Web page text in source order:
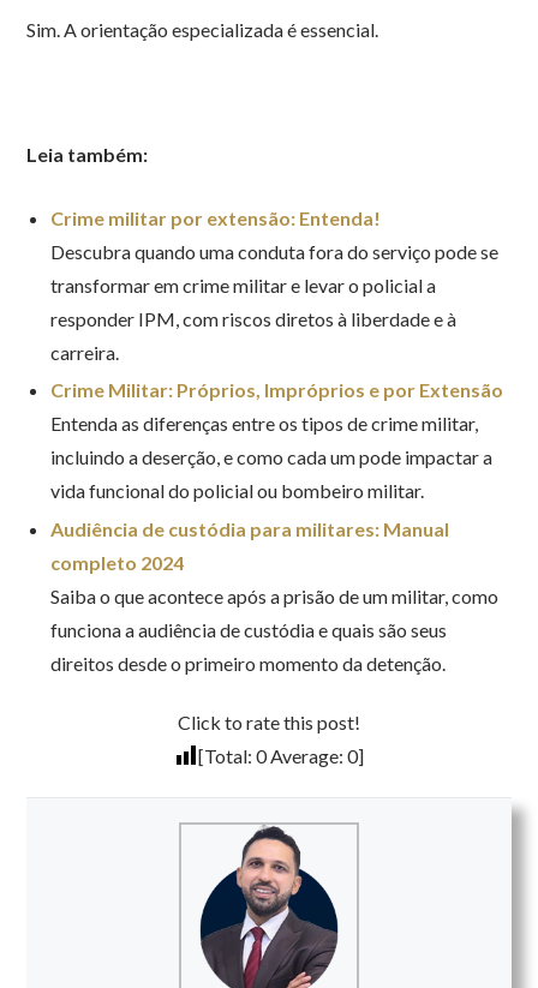
Sim. A orientação especializada é essencial.
Leia também:
Crime militar por extensão: Entenda!
Descubra quando uma conduta fora do serviço pode se
transformar em crime militar e levar o policial a
responder IPM, com riscos diretos à liberdade e à
carreira.
Crime Militar: Próprios, Impróprios e por Extensão
Entenda as diferenças entre os tipos de crime militar,
incluindo a deserção, e como cada um pode impactar a
vida funcional do policial ou bombeiro militar.
Audiência de custódia para militares: Manual
completo 2024
Saiba o que acontece após a prisão de um militar, como
funciona a audiência de custódia e quais são seus
direitos desde o primeiro momento da detenção.
Click to rate this post!
[Total: 0Average: 0]